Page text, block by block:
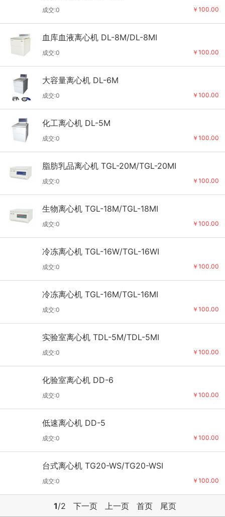
￥100.00
成交:0
血库血液离心机 DL-8M/DL-8MI
￥100.00
成交:0
大容量离心机 DL-6M
￥100.00
成交:0
化工离心机 DL-5M
￥100.00
成交:0
脂肪乳品离心机 TGL-20M/TGL-20MI
￥100.00
成交:0
生物离心机 TGL-18M/TGL-18MI
￥100.00
成交:0
冷冻离心机 TGL-16W/TGL-16WI
￥100.00
成交:0
冷冻离心机 TGL-16M/TGL-16MI
￥100.00
成交:0
实验室离心机 TDL-5M/TDL-5MI
￥100.00
成交:0
化验室离心机 DD-6
￥100.00
成交:0
低速离心机 DD-5
￥100.00
成交:0
台式离心机 TG20-WS/TG20-WSI
￥100.00
成交:0
1/2 下一页 上一页 首页 尾页